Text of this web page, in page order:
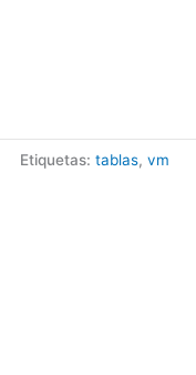
Etiquetas: tablas, vm